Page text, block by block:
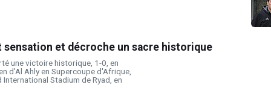
sensation et décroche un sacre historique
une victoire historique, 1-0, en
d'Al Ahly en Supercoupe d'Afrique,
International Stadium de Ryad, en